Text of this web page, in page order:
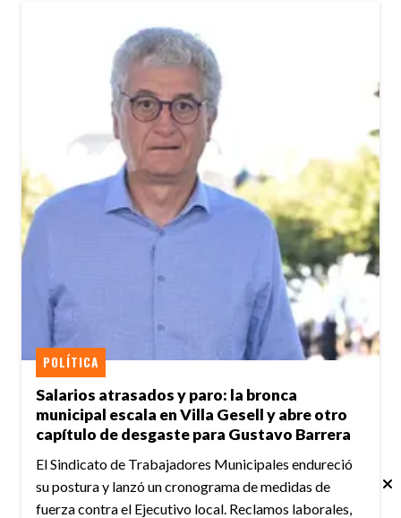
Salarios atrasados y paro: la bronca
municipal escala en Villa Gesell y abre otro
capítulo de desgaste para Gustavo Barrera
POLÍTICA
El Sindicato de Trabajadores Municipales endureció
su postura y lanzó un cronograma de medidas de
fuerza contra el Ejecutivo local. Reclamos laborales,